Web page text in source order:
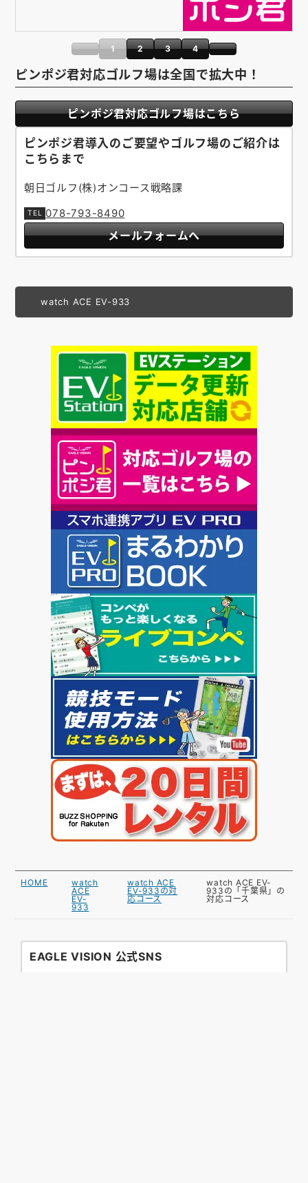
1 2 3 4
ピンポジ君対応ゴルフ場は全国で拡大中！
ピンポジ君対応ゴルフ場はこちら
ピンポジ君導入のご要望やゴルフ場のご紹介は
こちらまで
朝日ゴルフ(株)オンコース戦略課
078-793-8490
メールフォームへ
watch ACE EV-933
HOME
watch
ACE
EV-
933
watch ACE
EV-933の対
応コース
watch ACE EV-
933の「千葉県」の
対応コース
EAGLE VISION 公式SNS